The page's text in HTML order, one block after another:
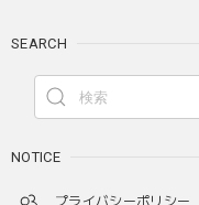
SEARCH
NOTICE
プライバシーポリシー